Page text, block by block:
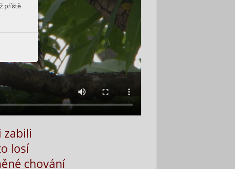
příště
zabili
losí
chování